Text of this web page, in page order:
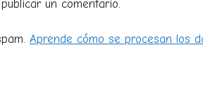
un comentario.
Aprende cómo se procesan los